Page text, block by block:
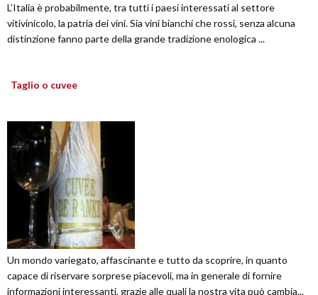
L’Italia è probabilmente, tra tutti i paesi interessati al settore
vitivinicolo, la patria dei vini. Sia vini bianchi che rossi, senza alcuna
distinzione fanno parte della grande tradizione enologica ...
Taglio o cuvee
Un mondo variegato, affascinante e tutto da scoprire, in quanto
capace di riservare sorprese piacevoli, ma in generale di fornire
informazioni interessanti, grazie alle quali la nostra vita può cambia...